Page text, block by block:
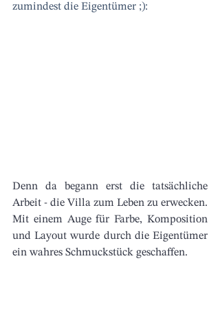
zumindest die Eigentümer ;):
Denn da begann erst die tatsächliche
Arbeit - die Villa zum Leben zu erwecken.
Mit einem Auge für Farbe, Komposition
und Layout wurde durch die Eigentümer
ein wahres Schmuckstück geschaffen.